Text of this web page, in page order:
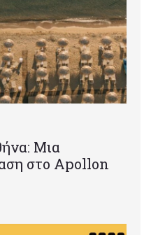
Μια
στο Apollon